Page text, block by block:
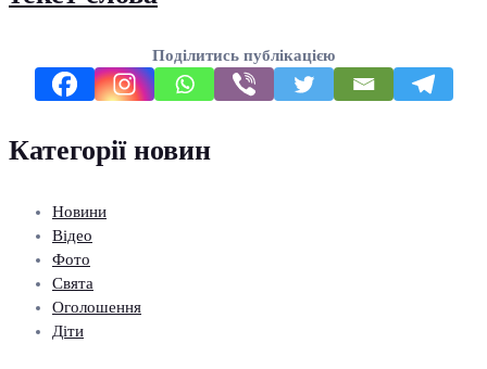
Поділитись публікацією
Категорії новин
Новини
Відео
Фото
Свята
Оголошення
Діти